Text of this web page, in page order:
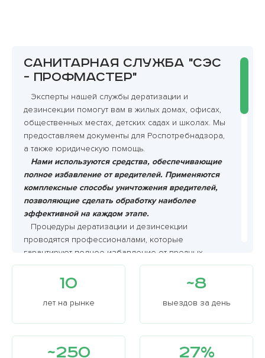
Санитарная служба "СЭС
- Профмастер"
Эксперты нашей службы дератизации и
дезинсекции помогут вам в жилых домах, офисах,
общественных местах, детских садах и школах. Мы
предоставляем документы для Роспотребнадзора,
а также юридическую помощь.
Нами используются средства, обеспечивающие
полное избавление от вредителей. Применяются
комплексные способы уничтожения вредителей,
позволяющие сделать обработку наиболее
эффективной на каждом этапе.
Процедуры дератизации и дезинсекции
проводятся профессионалами, которые
гарантируют полное избавление от вредных
микроорганизмов и паразитов.
10
лет на рынке
~8
выездов за день
~250 27%